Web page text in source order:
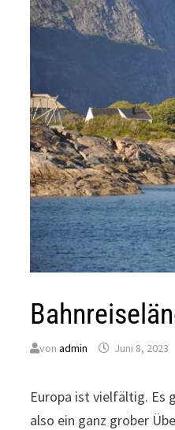
vonadmin Juni 8, 2023
Europa ist vielfältig. Es
also ein ganz grober